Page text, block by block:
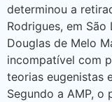
determinou a
Rodrigues, em
Douglas de Melo
incompatível com
teorias eugenistas
Segundo a AMP,